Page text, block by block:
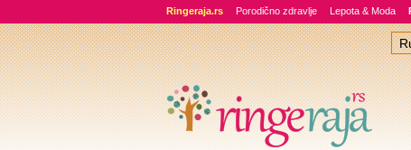
Ringeraja.rs Porodično zdravlje Lepota & Moda